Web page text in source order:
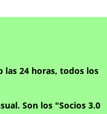
las 24 horas, todos los
Son los "Socios 3.0